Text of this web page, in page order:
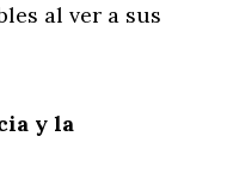
al ver a sus
y la